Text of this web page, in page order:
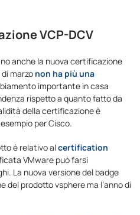
VCP-DCV
anche la nuova certificazione
marzo non ha più una
importante in casa
rispetto a quanto fatto da
della certificazione è
per Cisco.
è relativo alcertification
VMware può farsi
La nuova versione del badge
del prodotto vsphere ma l’anno di